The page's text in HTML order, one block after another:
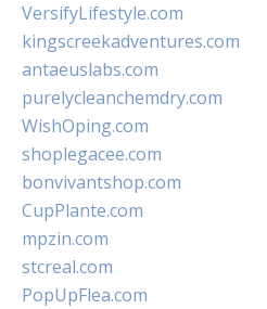
VersifyLifestyle.com
kingscreekadventures.com
antaeuslabs.com
purelycleanchemdry.com
WishOping.com
shoplegacee.com
bonvivantshop.com
CupPlante.com
mpzin.com
stcreal.com
PopUpFlea.com